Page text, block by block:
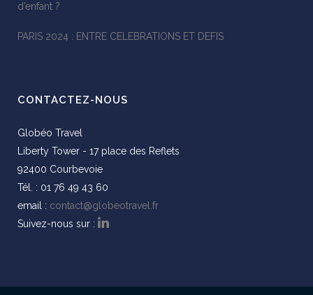
d’enfant ?
PARIS 2024 : ENTRE CELEBRATIONS ET DEFIS
CONTACTEZ-NOUS
Globéo Travel
Liberty Tower - 17 place des Reflets
92400 Courbevoie
Tél. : 01 76 49 43 60
email : contact@globeotravel.fr
Suivez-nous sur :